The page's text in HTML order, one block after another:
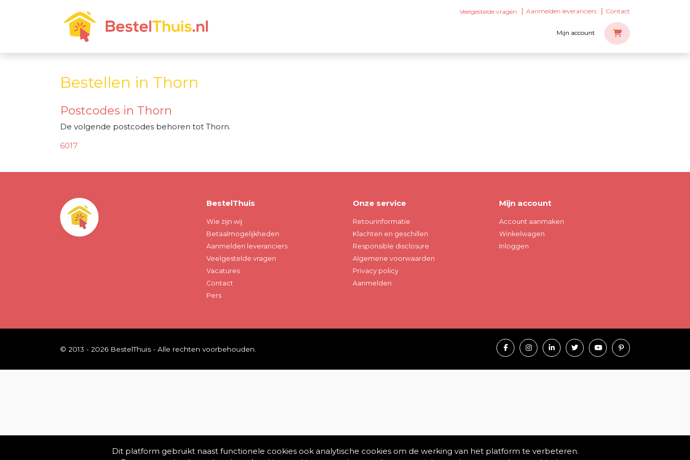
Veelgestelde vragen Aanmelden leveranciers Contact
Mijn account
Bestellen in Thorn
Postcodes in Thorn
De volgende postcodes behoren tot Thorn.
6017
BestelThuis
Wie zijn wij
Betaalmogelijkheden
Aanmelden leveranciers
Veelgestelde vragen
Vacatures
Contact
Pers
Onze service
Retourinformatie
Klachten en geschillen
Responsible disclosure
Algemene voorwaarden
Privacy policy
Aanmelden
Mijn account
Account aanmaken
Winkelwagen
Inloggen
© 2013 - 2026 BestelThuis - Alle rechten voorbehouden.
Dit platform gebruikt naast functionele cookies ook analytische cookies om de werking van het platform te verbeteren.